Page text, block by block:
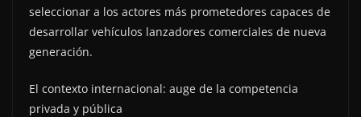
seleccionar a los actores más prometedores capaces de
desarrollar vehículos lanzadores comerciales de nueva
generación.
El contexto internacional: auge de la competencia
privada y pública